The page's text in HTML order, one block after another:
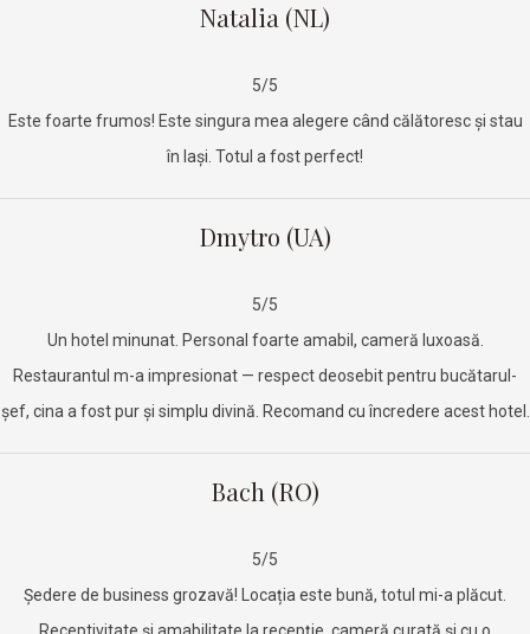
Natalia (NL)
5/5
Este foarte frumos! Este singura mea alegere când călătoresc și stau
în Iași. Totul a fost perfect!
Dmytro (UA)
5/5
Un hotel minunat. Personal foarte amabil, cameră luxoasă.
Restaurantul m-a impresionat — respect deosebit pentru bucătarul-
șef, cina a fost pur și simplu divină. Recomand cu încredere acest hotel.
Bach (RO)
5/5
Ședere de business grozavă! Locația este bună, totul mi-a plăcut.